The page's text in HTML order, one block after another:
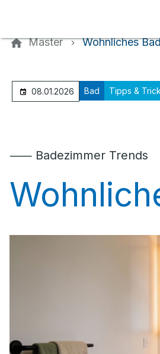
Master Wohnliches
08.01.2026 Bad Tipps &
⸺ Badezimmer Trends